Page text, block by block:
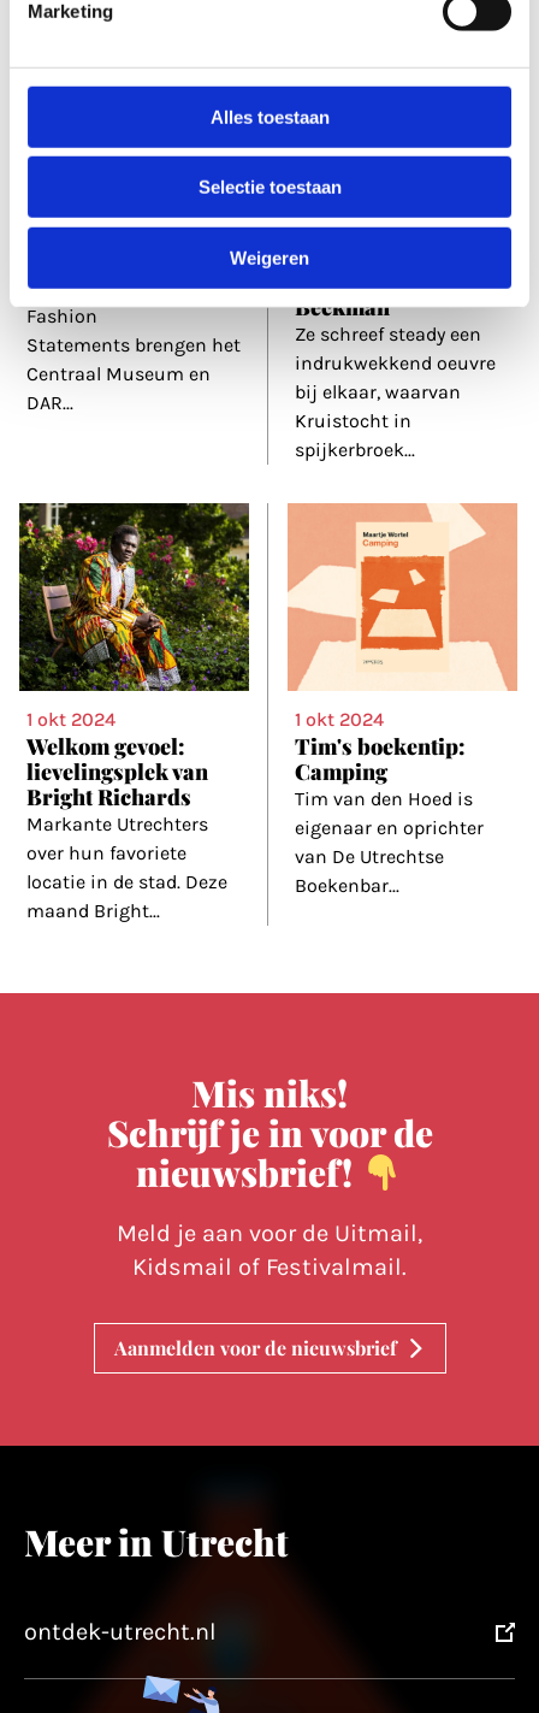
Marketing
Alles toestaan
Selectie toestaan
Weigeren
tot streetwear
MOḌA. Moroccan
Fashion
Statements brengen het
Centraal Museum en
DAR...
5 okt 2024
niet': biograaf Vivian
de Gier over
schrijfster Thea
Beckman
Ze schreef steady een
indrukwekkend oeuvre
bij elkaar, waarvan
Kruistocht in
spijkerbroek...
1 okt 2024
Welkom gevoel:
lievelingsplek van
Bright Richards
Markante Utrechters
over hun favoriete
locatie in de stad. Deze
maand Bright...
1 okt 2024
Tim's boekentip:
Camping
Tim van den Hoed is
eigenaar en oprichter
van De Utrechtse
Boekenbar...
Mis niks!
Schrijf je in voor de
nieuwsbrief!
Meld je aan voor de Uitmail,
Kidsmail of Festivalmail.
Aanmelden voor de nieuwsbrief
Meer in Utrecht
ontdek-utrecht.nl